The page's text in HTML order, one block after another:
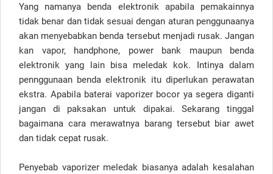
Yang namanya benda elektronik apabila pemakainnya
tidak benar dan tidak sesuai dengan aturan penggunaanya
akan menyebabkan benda tersebut menjadi rusak. Jangan
kan vapor, handphone, power bank maupun benda
elektronik yang lain bisa meledak kok. Intinya dalam
pennggunaan benda elektronik itu diperlukan perawatan
ekstra. Apabila baterai vaporizer bocor ya segera diganti
jangan di paksakan untuk dipakai. Sekarang tinggal
bagaimana cara merawatnya barang tersebut biar awet
dan tidak cepat rusak.
Penyebab vaporizer meledak biasanya adalah kesalahan